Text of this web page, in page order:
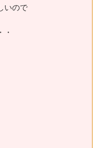
いので